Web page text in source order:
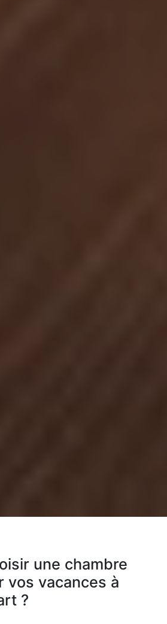
une chambre
vos vacances à
?